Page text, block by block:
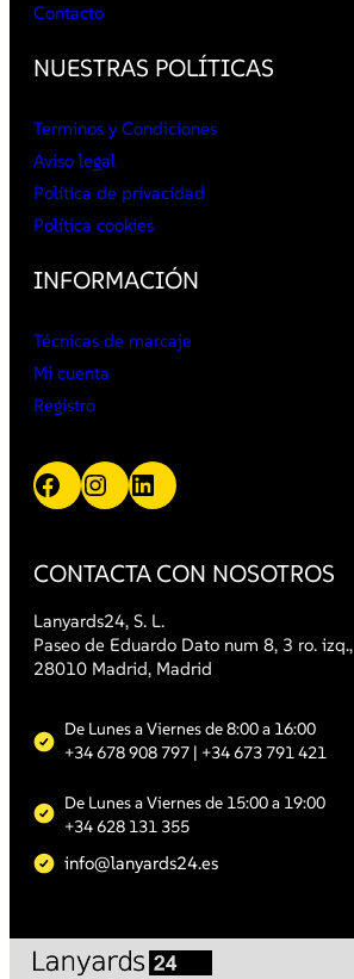
Contacto
NUESTRAS POLÍTICAS
Terminos y Condiciones
Aviso legal
Política de privacidad
Política cookies
INFORMACIÓN
Técnicas de marcaje
Mi cuenta
Registro
Facebook Instagram LinkedIn
CONTACTA CON NOSOTROS
Lanyards24, S. L.
Paseo de Eduardo Dato num 8, 3 ro. izq.,
28010 Madrid, Madrid
De Lunes a Viernes de 8:00 a 16:00
+34 678 908 797 | +34 673 791 421
De Lunes a Viernes de 15:00 a 19:00
+34 628 131 355
info@lanyards24.es